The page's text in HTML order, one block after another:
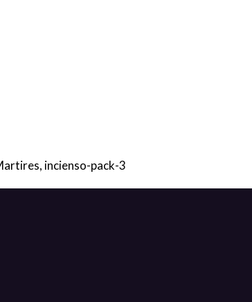
incienso-pack-3